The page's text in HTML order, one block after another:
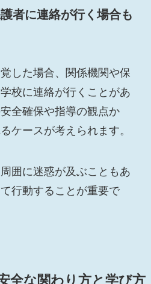
者に連絡が行く場合も
した場合、関係機関や保
校に連絡が行くことがあ
全確保や指導の観点か
ケースが考えられます。
囲に迷惑が及ぶこともあ
行動することが重要で
全な関わり方と学び方